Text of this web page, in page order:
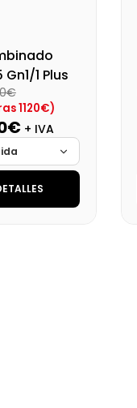
1 Plus
1120€)
+ IVA
Cargando…